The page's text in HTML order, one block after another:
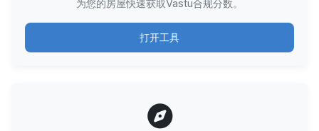
为您的房屋快速获取Vastu合规分数。
打开工具